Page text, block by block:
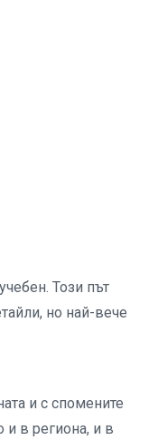
Този път
но най-вече
и с спомените
и в региона, и в